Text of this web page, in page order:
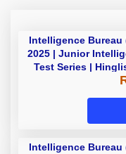
Intelligence Bureau
2025 | Junior
Test Series |
Intelligence